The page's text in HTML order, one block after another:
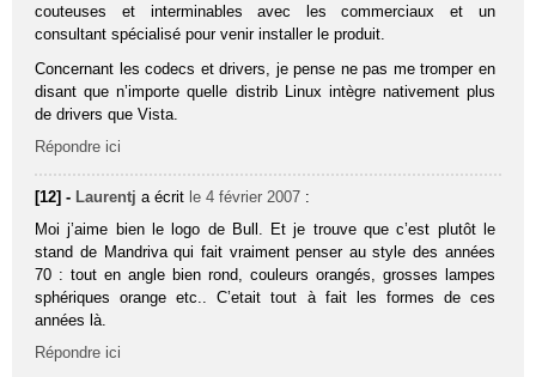
couteuses et interminables avec les commerciaux et un
consultant spécialisé pour venir installer le produit.
Concernant les codecs et drivers, je pense ne pas me tromper en
disant que n’importe quelle distrib Linux intègre nativement plus
de drivers que Vista.
Répondre ici
[12] - Laurentj a écrit le 4 février 2007 :
Moi j’aime bien le logo de Bull. Et je trouve que c’est plutôt le
stand de Mandriva qui fait vraiment penser au style des années
70 : tout en angle bien rond, couleurs orangés, grosses lampes
sphériques orange etc.. C’etait tout à fait les formes de ces
années là.
Répondre ici